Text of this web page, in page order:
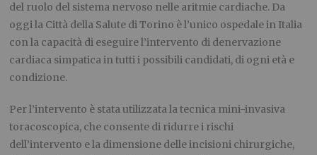
del ruolo del sistema nervoso nelle aritmie cardiache. Da
oggi la Città della Salute di Torino è l’unico ospedale in Italia
con la capacità di eseguire l’intervento di denervazione
cardiaca simpatica intutti i possibili candidati, di ogni età e
condizione.
Per l’intervento è stata utilizzata la tecnica mini-invasiva
toracoscopica, che consente di ridurre i rischi
dell’intervento e la dimensione delle incisioni chirurgiche,